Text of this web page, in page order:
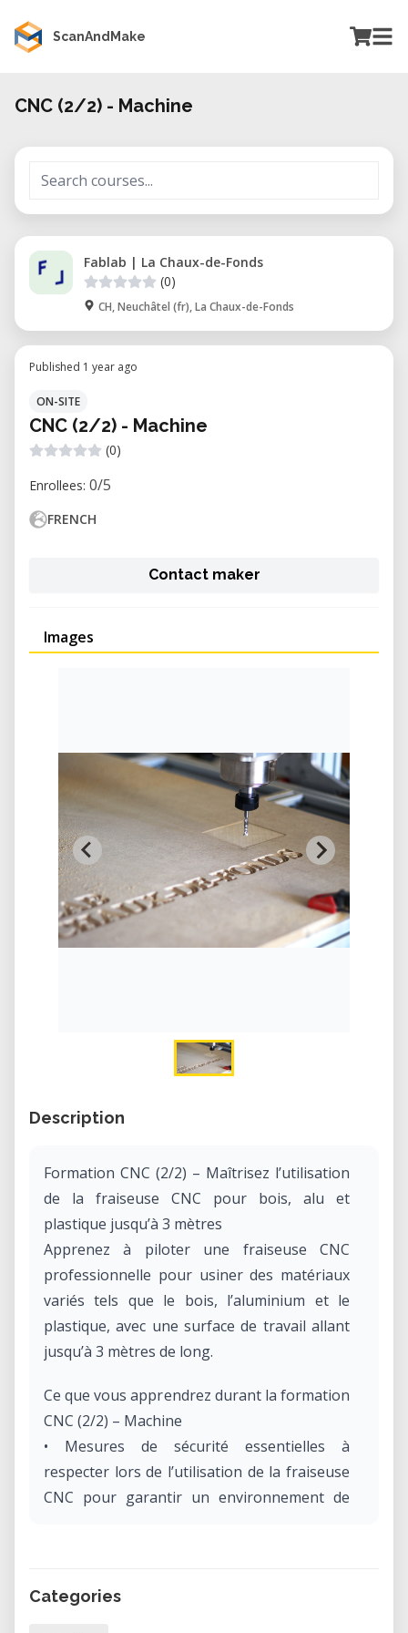
ScanAndMake
CNC (2/2) - Machine
Fablab | La Chaux-de-Fonds
(0)
CH, Neuchâtel (fr), La Chaux-de-Fonds
Published 1 year ago
ON-SITE
CNC (2/2) - Machine
(0)
Enrollees: 0/5
FRENCH
Contact maker
Images
Description
Formation CNC (2/2) – Maîtrisez l’utilisation
de la fraiseuse CNC pour bois, alu et
plastique jusqu’à 3 mètres
Apprenez à piloter une fraiseuse CNC
professionnelle pour usiner des matériaux
variés tels que le bois, l’aluminium et le
plastique, avec une surface de travail allant
jusqu’à 3 mètres de long.
Ce que vous apprendrez durant la formation
CNC (2/2) – Machine
• Mesures de sécurité essentielles à
respecter lors de l’utilisation de la fraiseuse
CNC pour garantir un environnement de
précisément les opérations d’usinage.
Categories